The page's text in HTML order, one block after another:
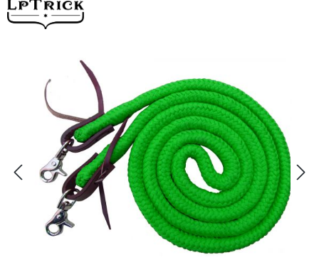
Bildergalerie überspringen